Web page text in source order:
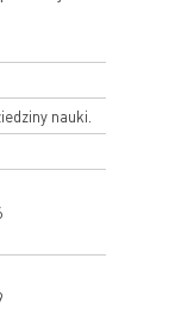
nauki.